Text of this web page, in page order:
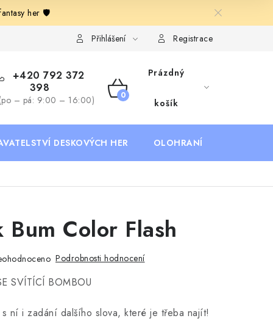
her 🛡️
Deskoherní kluby, DDM, knihovny a jiné zájmové organizace
Přihlášení Registrace
+420 792 372
398
– pá: 9:00 – 16:00)
NÁKUPNÍ
Prázdný
košík
DESKOVÝCH HER OLOHRANÍ
Bum Color Flash
Podrobnosti hodnocení
SVÍTÍCÍ BOMBOU
s ní i zadání dalšího slova, které je třeba najít!